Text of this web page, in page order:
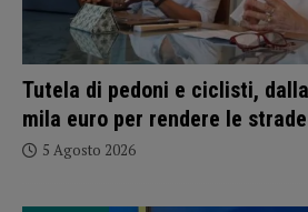
Tutela di pedoni e ciclisti,
mila euro per rendere le
5 Agosto 2026